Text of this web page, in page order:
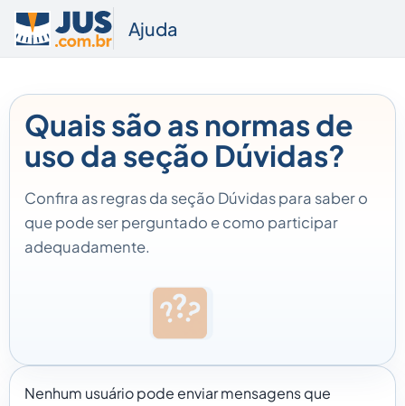
Ajuda
Quais são as normas de
uso da seção Dúvidas?
Confira as regras da seção Dúvidas para saber o
que pode ser perguntado e como participar
adequadamente.
Nenhum usuário pode enviar mensagens que